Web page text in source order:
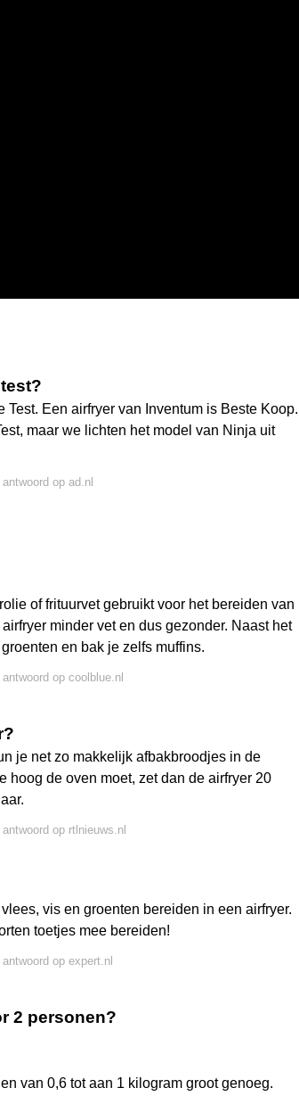
Een airfryer van Inventum is Beste Koop.
maar we lichten het model van Ninja uit
op ad.nl
of frituurvet gebruikt voor het bereiden van
minder vet en dus gezonder. Naast het
en bak je zelfs muffins.
op coolblue.nl
je net zo makkelijk afbakbroodjes in de
hoog de oven moet, zet dan de airfryer 20
op rtlnieuws.nl
vis en groenten bereiden in een airfryer.
toetjes mee bereiden!
op expert.nl
2 personen?
van 0,6 tot aan 1 kilogram groot genoeg.